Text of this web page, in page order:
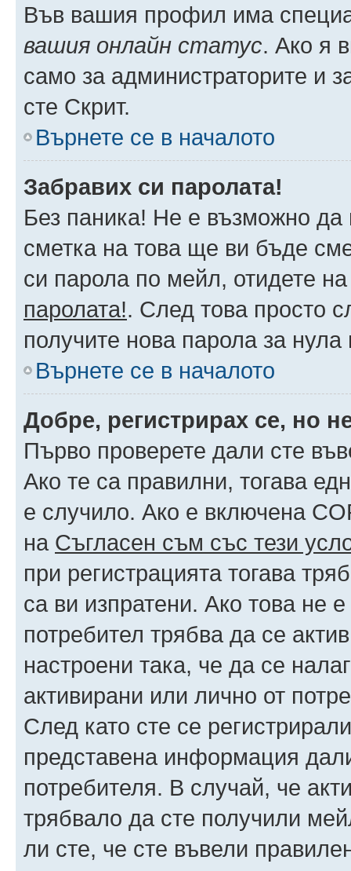
Във вашия профил има
вашия онлайн статус. Ако я
само за администраторите и
сте Скрит.
Върнете се в началото
Забравих си паролата!
Без паника! Не е възможно да
сметка на това ще ви бъде
си парола по мейл, отидете
паролата!. След това просто
получите нова парола за
Върнете се в началото
Добре, регистрирах се, но
Първо проверете дали сте
Ако те са правилни, тогава
е случило. Ако е включена
на Съгласен съм със тези
при регистрацията тогава
са ви изпратени. Ако това не
потребител трябва да се
настроени така, че да се
активирани или лично от
След като сте се
представена информация
потребителя. В случай, че
трябвало да сте получили
ли сте, че сте въвели